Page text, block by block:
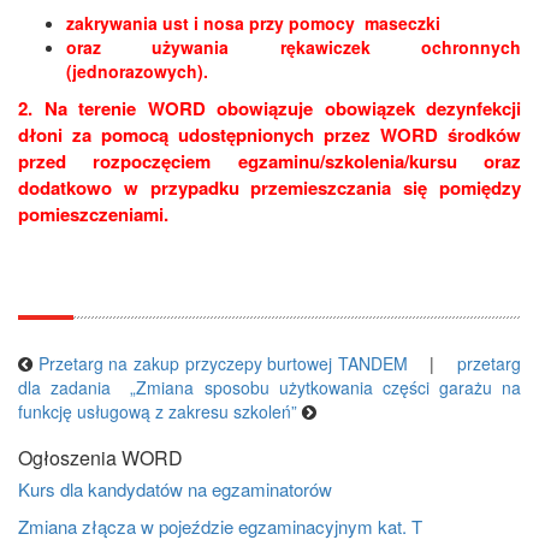
zakrywania ust i nosa przy pomocy maseczki
oraz używania rękawiczek ochronnych
(jednorazowych).
2. Na terenie WORD obowiązuje obowiązek dezynfekcji
dłoni za pomocą udostępnionych przez WORD środków
przed rozpoczęciem egzaminu/szkolenia/kursu oraz
dodatkowo w przypadku przemieszczania się pomiędzy
pomieszczeniami.
Przetarg na zakup przyczepy burtowej TANDEM |przetarg
dla zadania „Zmiana sposobu użytkowania części garażu na
funkcję usługową z zakresu szkoleń”
Ogłoszenia WORD
Kurs dla kandydatów na egzaminatorów
Zmiana złącza w pojeździe egzaminacyjnym kat. T